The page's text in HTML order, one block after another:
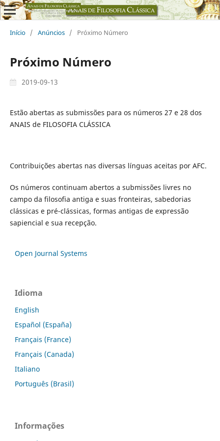
Início / Anúncios / Próximo Número
Próximo Número
2019-09-13
Estão abertas as submissões para os números 27 e 28 dos
ANAIS de FILOSOFIA CLÁSSICA
Contribuições abertas nas diversas línguas aceitas por AFC.
Os números continuam abertos a submissões livres no
campo da filosofia antiga e suas fronteiras, sabedorias
clássicas e pré-clássicas, formas antigas de expressão
sapiencial e sua recepção.
Open Journal Systems
Idioma
English
Español (España)
Français (France)
Français (Canada)
Italiano
Português (Brasil)
Informações